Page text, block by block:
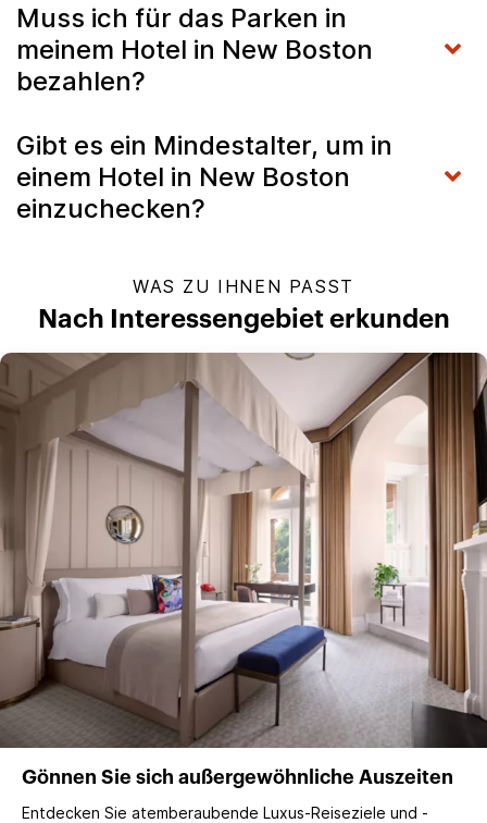
Muss ich für das Parken in
meinem Hotel in New Boston
bezahlen?
Gibt es ein Mindestalter, um in
einem Hotel in New Boston
einzuchecken?
WAS ZU IHNEN PASST
Nach Interessengebiet erkunden
Gönnen Sie sich außergewöhnliche Auszeiten
Entdecken Sie atemberaubende Luxus-Reiseziele und -